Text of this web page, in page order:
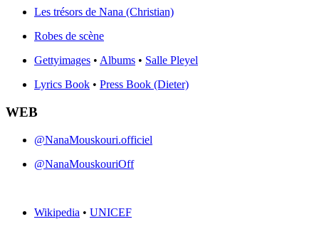
Les trésors de Nana (Christian)
Robes de scène
Gettyimages • Albums • Salle Pleyel
Lyrics Book • Press Book (Dieter)
WEB
@NanaMouskouri.officiel
@NanaMouskouriOff
Wikipedia • UNICEF